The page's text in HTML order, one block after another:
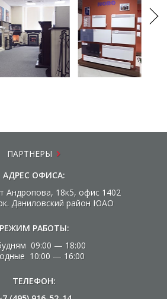
ПАРТНЕРЫ
АДРЕС ОФИСА:
Андропова, 18к5, офис 1402
Даниловский район ЮАО
РЕЖИМ РАБОТЫ:
09:00 — 18:00
10:00 — 16:00
ТЕЛЕФОН: